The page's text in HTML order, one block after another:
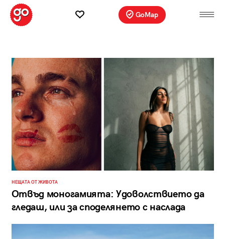
GoMap
НЕЩАТА ОТ ЖИВОТА
Отвъд моногамията: Удоволствието да
гледаш, или за споделянето с наслада